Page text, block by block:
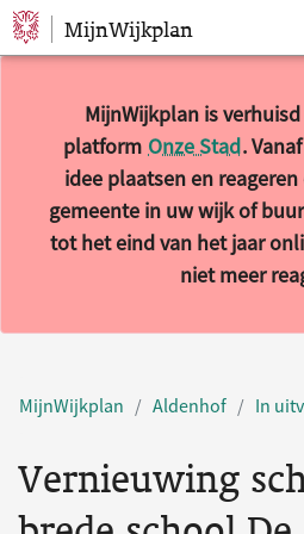
Sla navigatie over
MijnWijkplan
MijnWijkplan is
platform Onze Stad.
idee plaatsen en
gemeente in uw wijk of
tot het eind van het jaar
niet meer
MijnWijkplan Aldenhof In
Vernieuwing